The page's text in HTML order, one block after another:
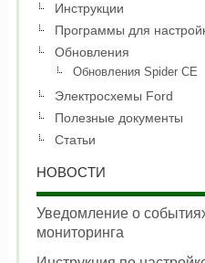
Инструкции
Программы для
Обновления
Обновления Spider CE
Электросхемы Ford
Полезные документы
Статьи
НОВОСТИ
Уведомление о
мониторинга